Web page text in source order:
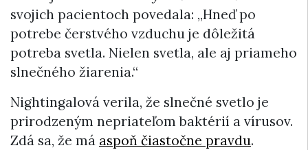
svojich pacientoch povedala: „Hneď po
potrebe čerstvého vzduchu je dôležitá
potreba svetla. Nielen svetla, ale aj priameho
slnečného žiarenia.“
Nightingalová verila, že slnečné svetlo je
prirodzeným nepriateľom baktérií a vírusov.
Zdá sa, že má aspoň čiastočne pravdu.